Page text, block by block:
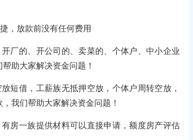
，放款前没有任何费用
厂的、开公司的、卖菜的、个体户、中小企业
助大家解决资金问题！
短借，工薪族无抵押空放，个体户周转空放，
我们帮助大家解决资金问题！
房一族提供材料可以直接申请，额度房产评估